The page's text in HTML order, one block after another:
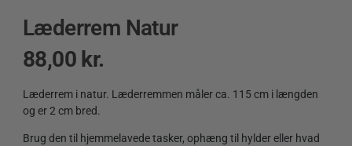
Læderrem Natur
88,00 kr.
Læderrem i natur. Læderremmen måler ca. 115 cm i længden
og er 2 cm bred.
Brug den til hjemmelavede tasker, ophæng til hylder eller hvad